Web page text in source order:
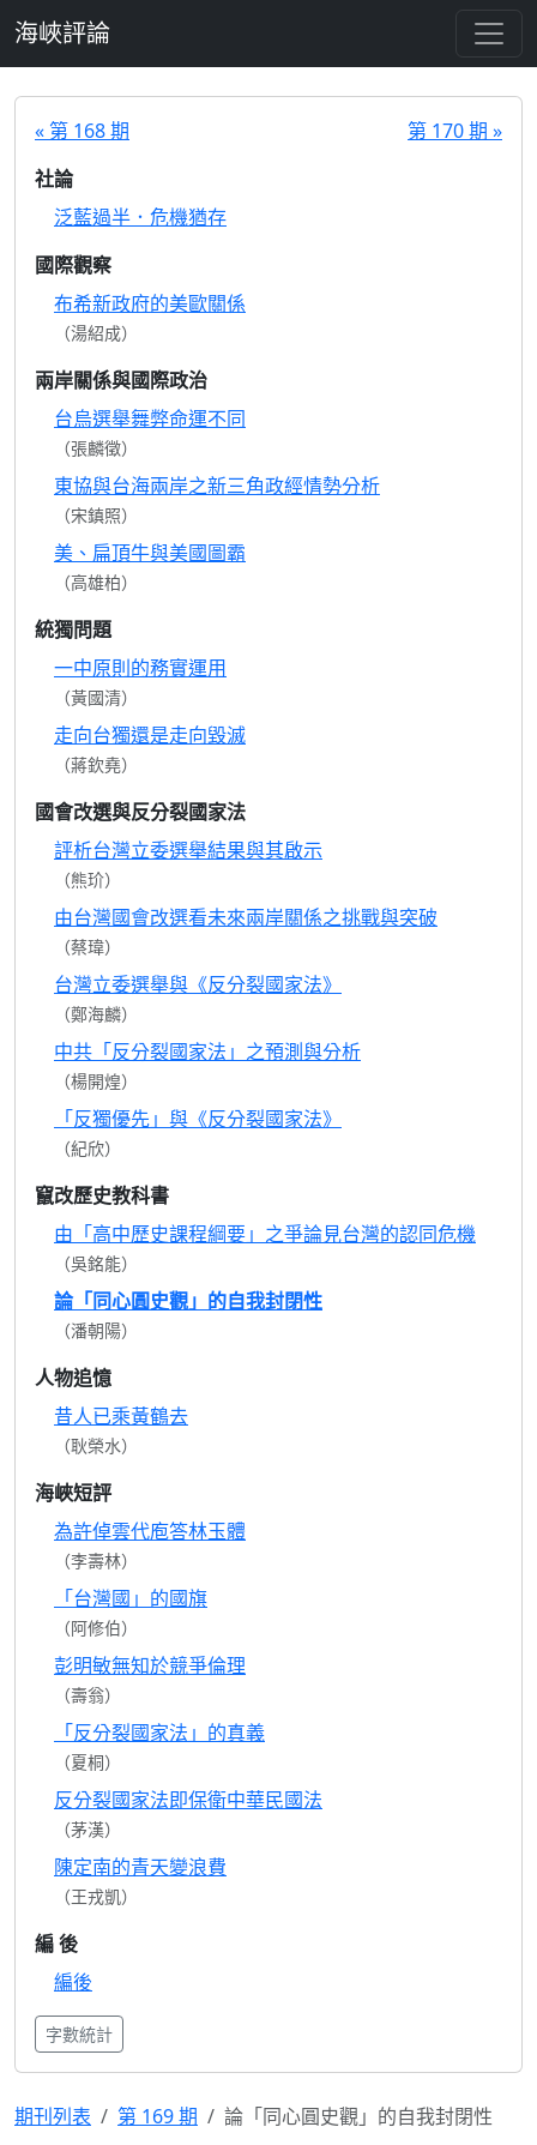
海峽評論
« 第 168 期
第 170 期 »
社論
泛藍過半．危機猶存
國際觀察
布希新政府的美歐關係
（湯紹成）
兩岸關係與國際政治
台烏選舉舞弊命運不同
（張麟徵）
東協與台海兩岸之新三角政經情勢分析
（宋鎮照）
美、扁頂牛與美國圖霸
（高雄柏）
統獨問題
一中原則的務實運用
（黃國清）
走向台獨還是走向毀滅
（蔣欽堯）
國會改選與反分裂國家法
評析台灣立委選舉結果與其啟示
（熊玠）
由台灣國會改選看未來兩岸關係之挑戰與突破
（蔡瑋）
台灣立委選舉與《反分裂國家法》
（鄭海麟）
中共「反分裂國家法」之預測與分析
（楊開煌）
「反獨優先」與《反分裂國家法》
（紀欣）
竄改歷史教科書
由「高中歷史課程綱要」之爭論見台灣的認同危機
（吳銘能）
論「同心圓史觀」的自我封閉性
（潘朝陽）
人物追憶
昔人已乘黃鶴去
（耿榮水）
海峽短評
為許倬雲代庖答林玉體
（李壽林）
「台灣國」的國旗
（阿修伯）
彭明敏無知於競爭倫理
（壽翁）
「反分裂國家法」的真義
（夏桐）
反分裂國家法即保衛中華民國法
（茅漢）
陳定南的青天變浪費
（王戎凱）
編 後
編後
字數統計
期刊列表 第 169 期 論「同心圓史觀」的自我封閉性